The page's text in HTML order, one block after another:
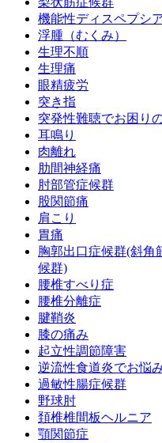
機能性ディスペプシ
浮腫（むくみ）
生理不順
生理痛
眼精疲労
突き指
突発性難聴でお困り
耳鳴り
肉離れ
肋間神経痛
肘部管症候群
股関節痛
肩こり
胃痛
胸郭出口症候群(斜角
候群)
腰椎すべり症
腰椎分離症
腱鞘炎
膝の痛み
起立性調節障害
逆流性食道炎でお悩
過敏性腸症候群
野球肘
頚椎椎間板ヘルニア
顎関節症